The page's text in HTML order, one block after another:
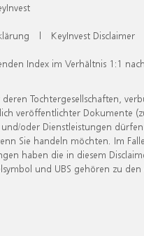
| KeyInvest Disclaimer
Index im Verhältnis 1:1
Tochtergesellschaften,
veröffentlichter Dokumente
oder Dienstleistungen
Sie handeln möchten. Im
haben die in diesem
und UBS gehören zu